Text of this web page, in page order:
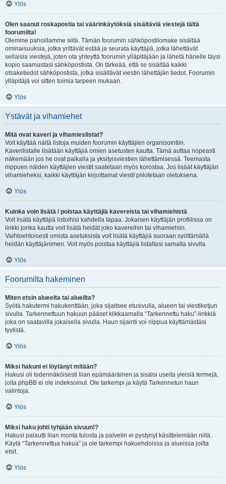
Ylös
Olen saanut roskapostia tai väärinkäytöksiä sisältäviä viestejä tältä
foorumilta!
Olemme pahoillamme siitä. Tämän foorumin sähköpostilomake sisältää
ominaisuuksia, jotka yrittävät estää ja seurata käyttäjiä, jotka lähettävät
sellaisia viestejä, joten ota yhteyttä foorumin ylläpitäjään ja lähetä hänelle täysi
kopio saamastasi sähköpostista. On tärkeää, että se sisältää kaikki
otsaketiedot sähköpostista, jotka sisältävät viestin lähettäjän tiedot. Foorumin
ylläpitäjä voi sitten toimia tarpeen mukaan.
Ylös
Ystävät ja vihamiehet
Mitä ovat kaveri ja vihamieslistat?
Voit käyttää näitä listoja muiden foorumin käyttäjien organisointiin.
Kaverilistalle lisätään käyttäjiä omien asetusten kautta. Tämä auttaa nopeasti
näkemään jos he ovat paikalla ja yksityisviestien lähettämisessä. Teemasta
riippuen näiden käyttäjien viestit saatetaan myös korostaa. Jos lisäät käyttäjän
vihamieheksi, kaikki käyttäjän kirjoittamat viestit piilotetaan oletuksena.
Ylös
Kuinka voin lisätä / poistaa käyttäjiä kavereista tai vihamiehistä
Voit lisätä käyttäjiä listoihisi kahdella tapaa. Jokaisen käyttäjän profiilissa on
linkki jonka kautta voit lisätä heidät joko kavereihin tai vihamiehiin.
Vaihtoehtoisesti omista asetuksista voit lisätä käyttäjiä suoraan syöttämällä
heidän käyttäjänimen. Voit myös poistaa käyttäjiä listaltasi samalta sivulta.
Ylös
Foorumilta hakeminen
Miten etsin alueelta tai alueilta?
Syötä hakutermi hakukenttään, joka sijaitsee etusivulla, alueen tai viestiketjun
sivulla. Tarkennettuun hakuun pääset klikkaamalla “Tarkennettu haku”-linkkiä
joka on saatavilla jokaisella sivulla. Haun sijainti voi riippua käyttämästäsi
tyylistä.
Ylös
Miksi hakuni ei löytänyt mitään?
Hakusi oli todennäköisesti liian epämääräinen ja sisälsi useita yleisiä termejä,
joita phpBB ei ole indeksoinut. Ole tarkempi ja käytä Tarkennetun haun
valintoja.
Ylös
Miksi haku johti tyhjään sivuun!?
Hakusi palautti liian monta tulosta ja palvelin ei pystynyt käsittelemään niitä.
Käytä “Tarkennettua hakua” ja ole tarkempi hakuehdoissa ja alueissa joilta
etsit.
Ylös